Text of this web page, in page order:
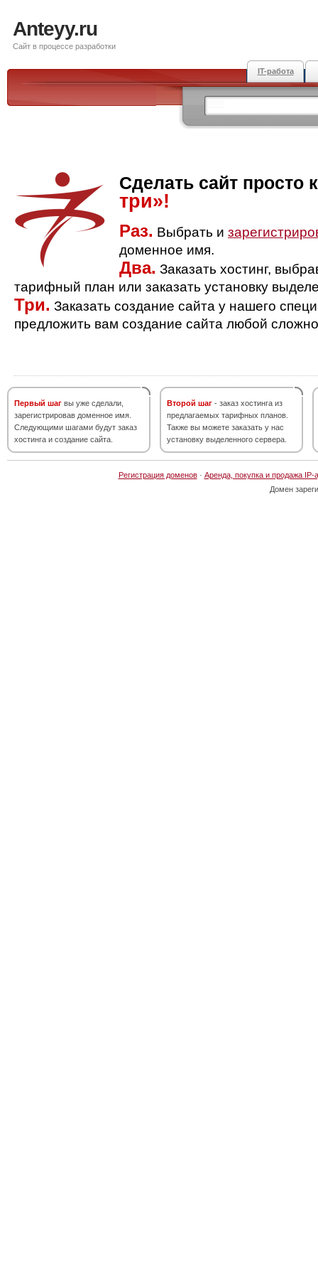
Anteyy.ru
Сайт в процессе разработки
IT-работа
Сделать сайт просто
три»!
Раз. Выбрать и
доменное имя.
Два. Заказать хостинг,
тарифный план или заказать установку
Три. Заказать создание сайта у нашего
предложить вам создание сайта любой
Первый шаг вы уже сделали,
зарегистрировав доменное имя.
Следующими шагами будут заказ
хостинга и создание сайта.
Второй шаг - заказ хостинга из
предлагаемых тарифных планов.
Также вы можете заказать у нас
установку выделенного сервера.
Регистрация доменов· Аренда, покупка и продажа IP-
Домен